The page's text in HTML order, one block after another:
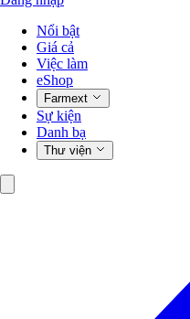
Nổi bật
Giá cả
Việc làm
eShop
Farmext
Sự kiện
Danh bạ
Thư viện